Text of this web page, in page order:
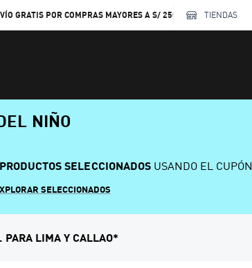
GRATIS POR COMPRAS MAYORES A S/ 250 TIENDAS
NIÑO
SELECCIONADOSUSANDO EL CUPÓN
SELECCIONADOS
PARA LIMA Y CALLAO*